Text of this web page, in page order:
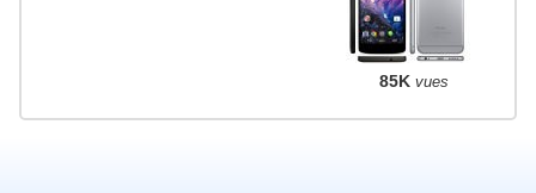
85K vues